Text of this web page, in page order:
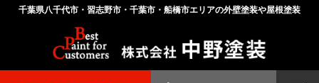
千葉県八千代市・習志野市・千葉市・船橋市エリアの外壁塗装や屋根塗装